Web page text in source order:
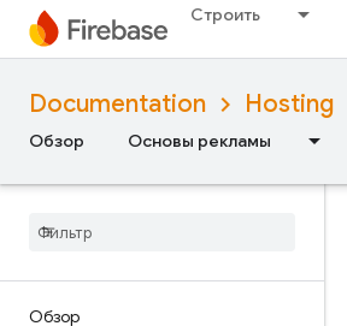
Строить
Documentation Hosting
Обзор Основы рекламы
Обзор